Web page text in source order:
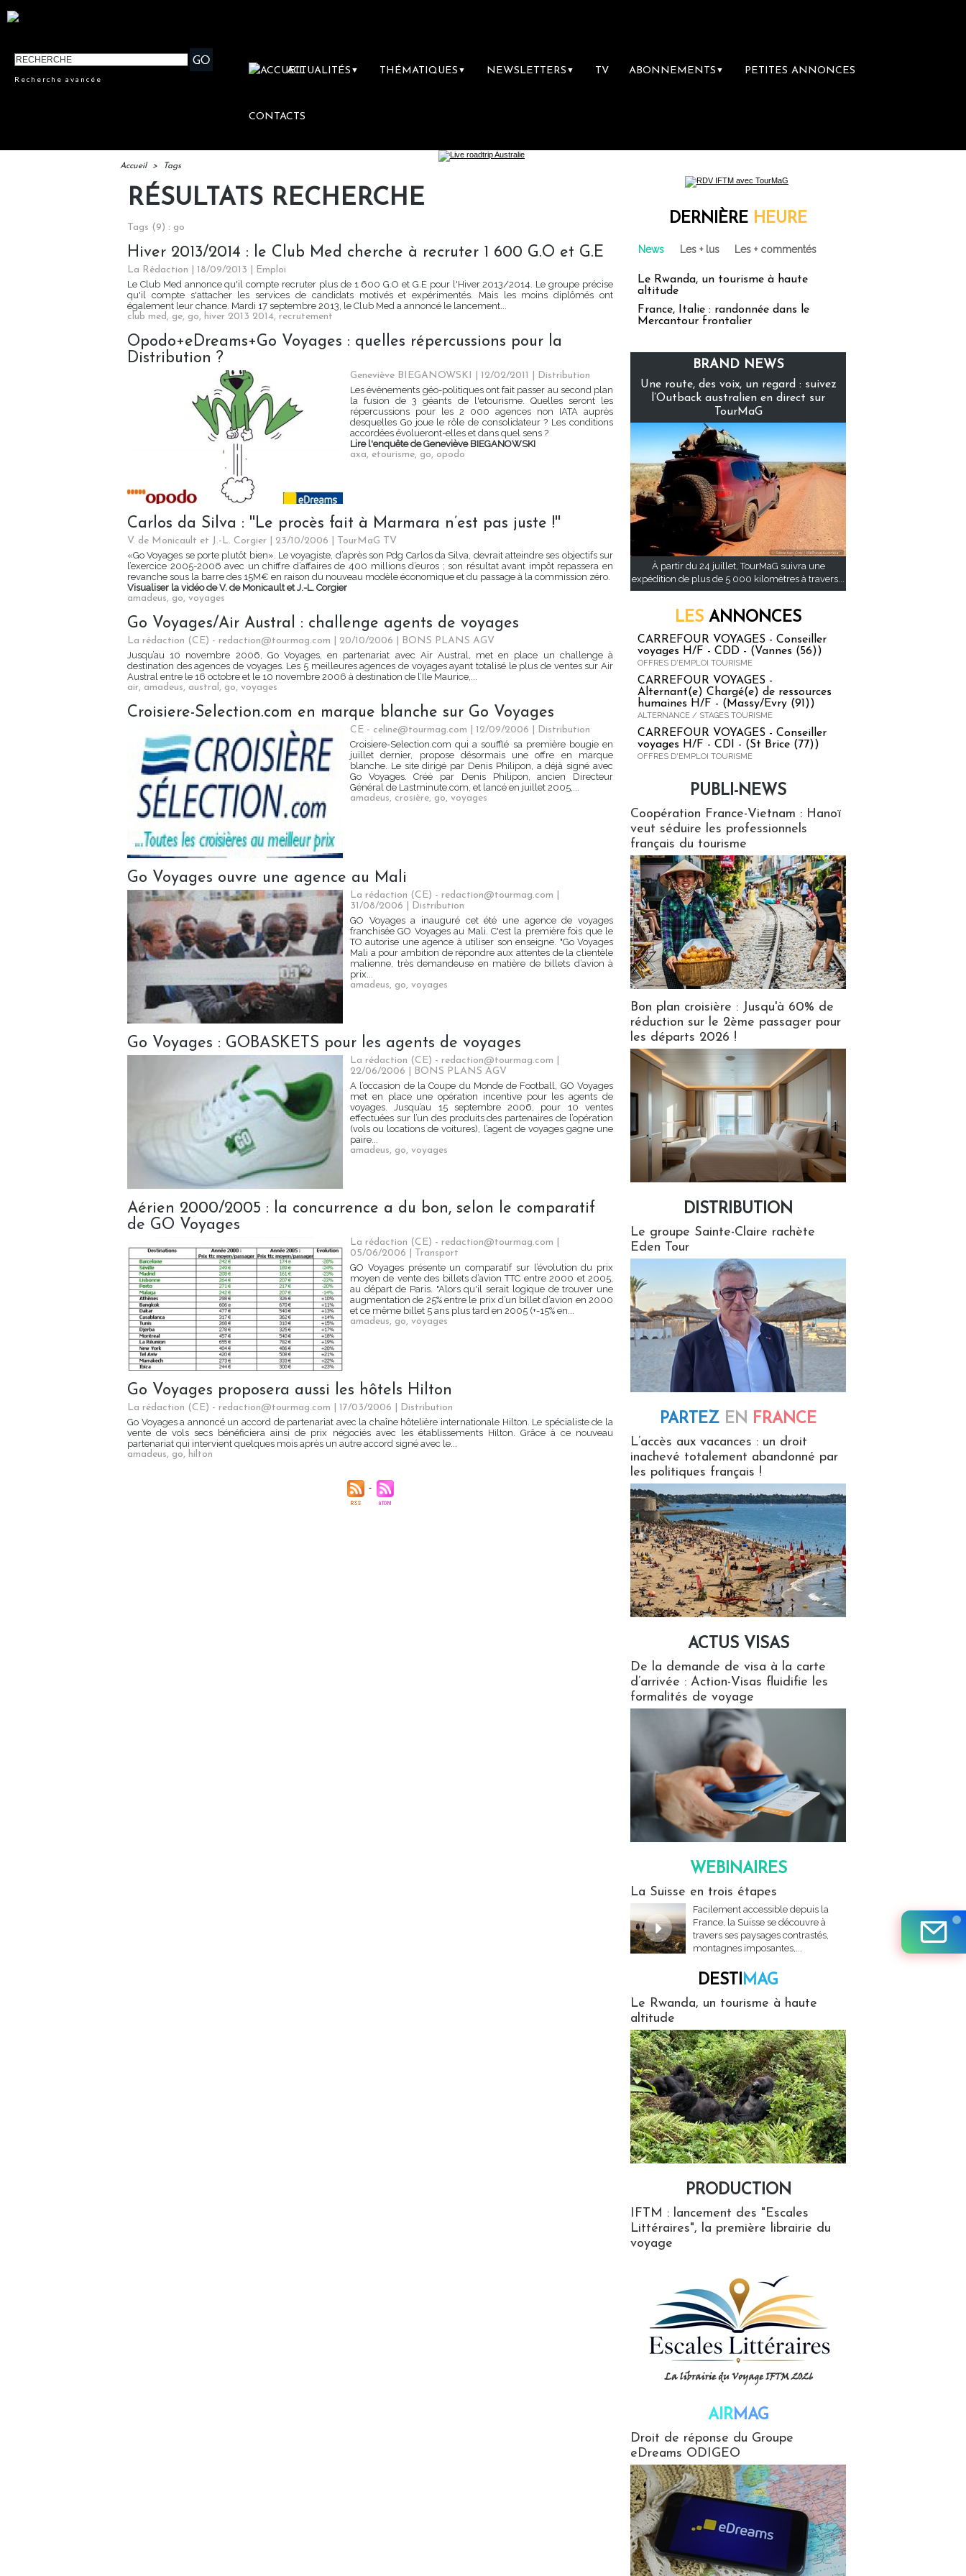
Recherche avancée
ACTUALITÉS ▼ THÉMATIQUES ▼ NEWSLETTERS ▼ TV ABONNEMENTS ▼ PETITES ANNONCES
CONTACTS
Accueil > Tags
RÉSULTATS RECHERCHE
Tags (9) : go
Hiver 2013/2014 : le Club Med cherche à recruter 1 600 G.O et G.E
La Rédaction | 18/09/2013
Emploi
Le Club Med annonce qu'il compte recruter plus de 1 600 G.O et G.E pour l'Hiver 2013/2014. Le groupe précise
qu'il compte s'attacher les services de candidats motivés et expérimentés. Mais les moins diplômés ont
également leur chance. Mardi 17 septembre 2013, le Club Med a annoncé le lancement...
club med, ge, go, hiver 2013 2014, recrutement
Opodo+eDreams+Go Voyages : quelles répercussions pour la
Distribution ?
Geneviève BIEGANOWSKI | 12/02/2011
Distribution
Les évènements géo-politiques ont fait passer au second plan
la fusion de 3 géants de l'etourisme. Quelles seront les
répercussions pour les 2 000 agences non IATA auprès
desquelles Go joue le rôle de consolidateur ? Les conditions
accordées évolueront-elles et dans quel sens ?
Lire l'enquête de Geneviève BIEGANOWSKI
axa, etourisme, go, opodo
Carlos da Silva : ''Le procès fait à Marmara n’est pas juste !''
V. de Monicault et J.-L. Corgier | 23/10/2006
TourMaG TV
«Go Voyages se porte plutôt bien». Le voyagiste, d’après son Pdg Carlos da Silva, devrait atteindre ses objectifs sur
l’exercice 2005-2006 avec un chiffre d’affaires de 400 millions d’euros ; son résultat avant impôt repassera en
revanche sous la barre des 15M€ en raison du nouveau modèle économique et du passage à la commission zéro.
Visualiser la vidéo de V. de Monicault et J.-L. Corgier
amadeus, go, voyages
Go Voyages/Air Austral : challenge agents de voyages
La rédaction (CE) - redaction@tourmag.com | 20/10/2006
BONS PLANS AGV
Jusqu’au 10 novembre 2006, Go Voyages, en partenariat avec Air Austral, met en place un challenge à
destination des agences de voyages. Les 5 meilleures agences de voyages ayant totalisé le plus de ventes sur Air
Austral entre le 16 octobre et le 10 novembre 2006 à destination de l’Ile Maurice,...
air, amadeus, austral, go, voyages
Croisiere-Selection.com en marque blanche sur Go Voyages
CE - celine@tourmag.com | 12/09/2006
Distribution
Croisiere-Selection.com qui a soufflé sa première bougie en
juillet dernier, propose désormais une offre en marque
blanche. Le site dirigé par Denis Philipon, a déjà signé avec
Go Voyages. Créé par Denis Philipon, ancien Directeur
Général de Lastminute.com, et lancé en juillet 2005,...
amadeus, crosière, go, voyages
Go Voyages ouvre une agence au Mali
La rédaction (CE) - redaction@tourmag.com |
31/08/2006
Distribution
GO Voyages a inauguré cet été une agence de voyages
franchisée GO Voyages au Mali. C'est la première fois que le
TO autorise une agence à utiliser son enseigne. "Go Voyages
Mali a pour ambition de répondre aux attentes de la clientèle
malienne, très demandeuse en matière de billets d’avion à
prix...
amadeus, go, voyages
Go Voyages : GOBASKETS pour les agents de voyages
La rédaction (CE) - redaction@tourmag.com |
22/06/2006
BONS PLANS AGV
A l’occasion de la Coupe du Monde de Football, GO Voyages
met en place une opération incentive pour les agents de
voyages. Jusqu’au 15 septembre 2006, pour 10 ventes
effectuées sur l’un des produits des partenaires de l’opération
(vols ou locations de voitures), l’agent de voyages gagne une
paire...
amadeus, go, voyages
Aérien 2000/2005 : la concurrence a du bon, selon le comparatif
de GO Voyages
La rédaction (CE) - redaction@tourmag.com |
05/06/2006
Transport
GO Voyages présente un comparatif sur l’évolution du prix
moyen de vente des billets d’avion TTC entre 2000 et 2005,
au départ de Paris. "Alors qu'il serait logique de trouver une
augmentation de 25% entre le prix d’un billet d’avion en 2000
et ce même billet 5 ans plus tard en 2005 (+-15% en...
amadeus, go, voyages
Go Voyages proposera aussi les hôtels Hilton
La rédaction (CE) - redaction@tourmag.com | 17/03/2006
Distribution
Go Voyages a annoncé un accord de partenariat avec la chaîne hôtelière internationale Hilton. Le spécialiste de la
vente de vols secs bénéficiera ainsi de prix négociés avec les établissements Hilton. Grâce à ce nouveau
partenariat qui intervient quelques mois après un autre accord signé avec le...
amadeus, go, hilton
DERNIÈRE HEURE
News Les + lus Les + commentés
Le Rwanda, un tourisme à haute
altitude
France, Italie : randonnée dans le
Mercantour frontalier
BRAND NEWS
Une route, des voix, un regard : suivez
l’Outback australien en direct sur
TourMaG
À partir du 24 juillet, TourMaG suivra une
expédition de plus de 5 000 kilomètres à travers...
LES ANNONCES
CARREFOUR VOYAGES - Conseiller
voyages H/F - CDD - (Vannes (56))
OFFRES D'EMPLOI TOURISME
CARREFOUR VOYAGES -
Alternant(e) Chargé(e) de ressources
humaines H/F - (Massy/Evry (91))
ALTERNANCE / STAGES TOURISME
CARREFOUR VOYAGES - Conseiller
voyages H/F - CDI - (St Brice (77))
OFFRES D'EMPLOI TOURISME
PUBLI-NEWS
Coopération France-Vietnam : Hanoï
veut séduire les professionnels
français du tourisme
Bon plan croisière : Jusqu'à 60% de
réduction sur le 2ème passager pour
les départs 2026 !
DISTRIBUTION
Le groupe Sainte-Claire rachète
Eden Tour
PARTEZ EN FRANCE
L’accès aux vacances : un droit
inachevé totalement abandonné par
les politiques français !
ACTUS VISAS
De la demande de visa à la carte
d’arrivée : Action-Visas fluidifie les
formalités de voyage
WEBINAIRES
La Suisse en trois étapes
Facilement accessible depuis la
France, la Suisse se découvre à
travers ses paysages contrastés,
montagnes imposantes,...
DESTIMAG
Le Rwanda, un tourisme à haute
altitude
PRODUCTION
IFTM : lancement des "Escales
Littéraires", la première librairie du
voyage
AIRMAG
Droit de réponse du Groupe
eDreams ODIGEO